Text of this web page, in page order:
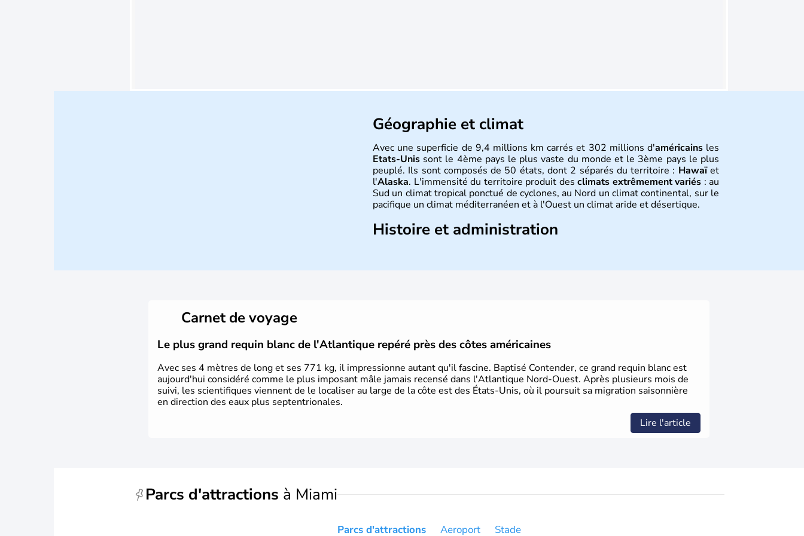
Géographie et climat
Avec une superficie de 9,4 millions km carrés et 302 millions d'américainsles
Etats-Unis sont le 4ème pays le plus vaste du monde et le 3ème pays le plus
peuplé. Ils sont composés de 50 états, dont 2 séparés du territoire : Hawaïet
l'Alaska. L'immensité du territoire produit des climats extrêmement variés : au
Sud un climat tropical ponctué de cyclones, au Nord un climat continental, sur le
pacifique un climat méditerranéen et à l'Ouest un climat aride et désertique.
Histoire et administration
Carnet de voyage
Le plus grand requin blanc de l'Atlantique repéré près des côtes américaines
Avec ses 4 mètres de long et ses 771 kg, il impressionne autant qu'il fascine. Baptisé Contender, ce grand requin blanc est
aujourd'hui considéré comme le plus imposant mâle jamais recensé dans l'Atlantique Nord-Ouest. Après plusieurs mois de
suivi, les scientifiques viennent de le localiser au large de la côte est des États-Unis, où il poursuit sa migration saisonnière
en direction des eaux plus septentrionales.
Lire l'article
Parcs d'attractions à Miami
Parcs d'attractions Aeroport Stade